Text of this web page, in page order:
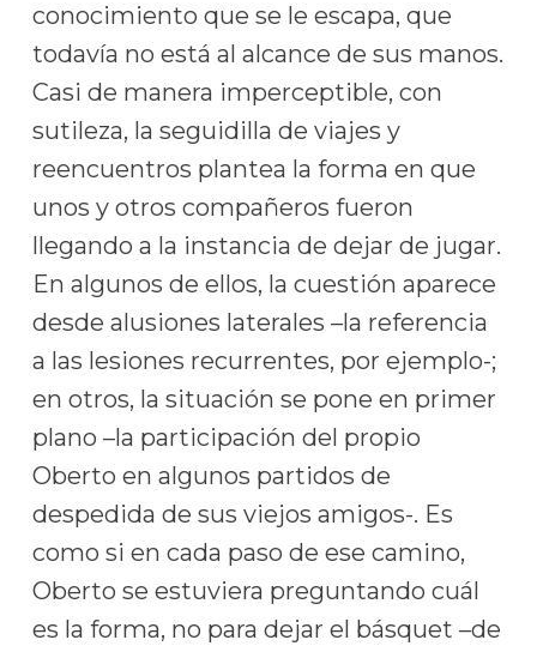
conocimiento que se le escapa, que
todavía no está al alcance de sus manos.
Casi de manera imperceptible, con
sutileza, la seguidilla de viajes y
reencuentros plantea la forma en que
unos y otros compañeros fueron
llegando a la instancia de dejar de jugar.
En algunos de ellos, la cuestión aparece
desde alusiones laterales –la referencia
a las lesiones recurrentes, por ejemplo-;
en otros, la situación se pone en primer
plano –la participación del propio
Oberto en algunos partidos de
despedida de sus viejos amigos-. Es
como si en cada paso de ese camino,
Oberto se estuviera preguntando cuál
es la forma, no para dejar el básquet –de